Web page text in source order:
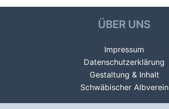
ÜBER UNS
Impressum
Datenschutzerklärung
Gestaltung & Inhalt
Schwäbischer Albverein